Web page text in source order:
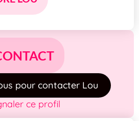
pour contacter Lou
ce profil